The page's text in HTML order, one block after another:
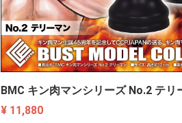
BMC キン肉マンシリーズ No.2 テリ
¥ 11,880